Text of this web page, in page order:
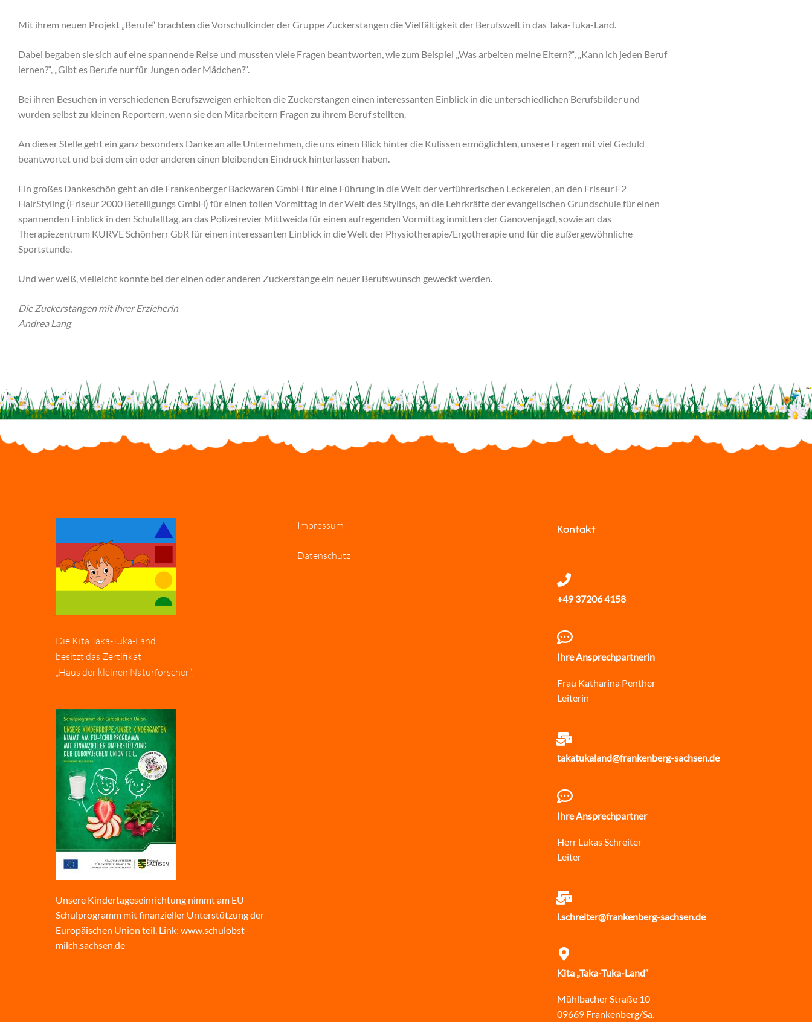
Mit ihrem neuen Projekt „Berufe“ brachten die Vorschulkinder der Gruppe Zuckerstangen die Vielfältigkeit der Berufswelt in das Taka-Tuka-Land.
Dabei begaben sie sich auf eine spannende Reise und mussten viele Fragen beantworten, wie zum Beispiel „Was arbeiten meine Eltern?“, „Kann ich jeden Beruf
lernen?“, „Gibt es Berufe nur für Jungen oder Mädchen?“.
Bei ihren Besuchen in verschiedenen Berufszweigen erhielten die Zuckerstangen einen interessanten Einblick in die unterschiedlichen Berufsbilder und
wurden selbst zu kleinen Reportern, wenn sie den Mitarbeitern Fragen zu ihrem Beruf stellten.
An dieser Stelle geht ein ganz besonders Danke an alle Unternehmen, die uns einen Blick hinter die Kulissen ermöglichten, unsere Fragen mit viel Geduld
beantwortet und bei dem ein oder anderen einen bleibenden Eindruck hinterlassen haben.
Ein großes Dankeschön geht an die Frankenberger Backwaren GmbH für eine Führung in die Welt der verführerischen Leckereien, an den Friseur F2
HairStyling (Friseur 2000 Beteiligungs GmbH) für einen tollen Vormittag in der Welt des Stylings, an die Lehrkräfte der evangelischen Grundschule für einen
spannenden Einblick in den Schulalltag, an das Polizeirevier Mittweida für einen aufregenden Vormittag inmitten der Ganovenjagd, sowie an das
Therapiezentrum KURVE Schönherr GbR für einen interessanten Einblick in die Welt der Physiotherapie/Ergotherapie und für die außergewöhnliche
Sportstunde.
Und wer weiß, vielleicht konnte bei der einen oder anderen Zuckerstange ein neuer Berufswunsch geweckt werden.
Die Zuckerstangen mit ihrer Erzieherin
Andrea Lang
Die Kita Taka-Tuka-Land
besitzt das Zertifikat
„Haus der kleinen Naturforscher“.
Unsere Kindertageseinrichtung nimmt am EU-
Schulprogramm mit finanzieller Unterstützung der
Europäischen Union teil. Link: www.schulobst-
milch.sachsen.de
Impressum
Datenschutz
Kontakt
+49 37206 4158
Ihre Ansprechpartnerin
Frau Katharina Penther
Leiterin
takatukaland@frankenberg-sachsen.de
Ihre Ansprechpartner
Herr Lukas Schreiter
Leiter
l.schreiter@frankenberg-sachsen.de
Kita „Taka-Tuka-Land“
Mühlbacher Straße 10
09669 Frankenberg/Sa.